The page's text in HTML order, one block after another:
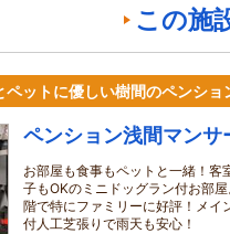
この施
ットに優しい樹間のペンショ
ペンション浅間マンサ
お部屋も食事もペットと一緒！客
子もOKのミニドッグラン付お部
階で特にファミリーに好評！メイ
付人工芝張りで雨天も安心！